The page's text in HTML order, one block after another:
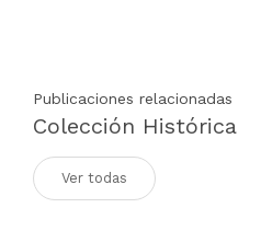
Publicaciones relacionadas
Colección Histórica
Ver todas